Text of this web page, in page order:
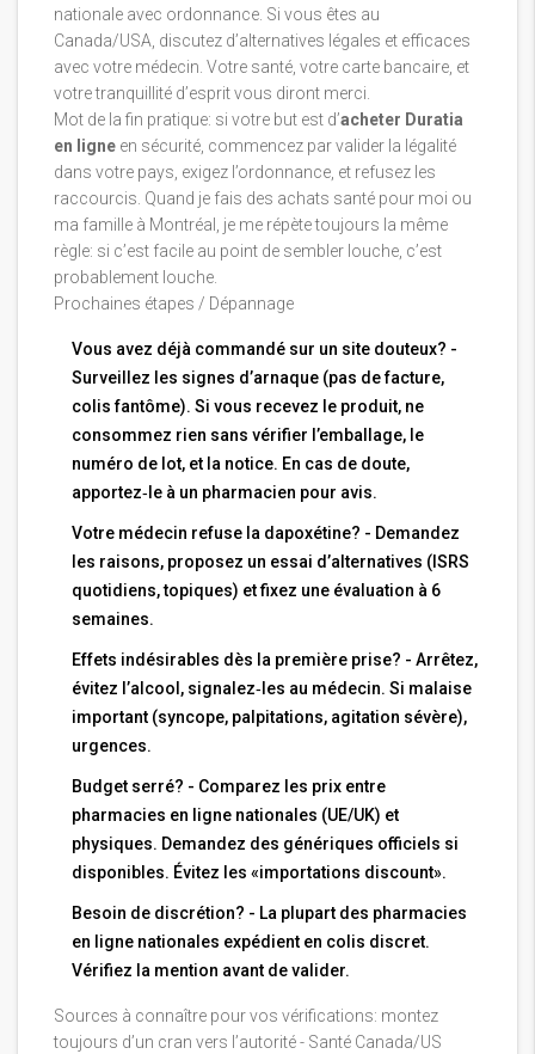
nationale avec ordonnance. Si vous êtes au
Canada/USA, discutez d’alternatives légales et efficaces
avec votre médecin. Votre santé, votre carte bancaire, et
votre tranquillité d’esprit vous diront merci.
Mot de la fin pratique: si votre but est d’acheter Duratia
en ligne en sécurité, commencez par valider la légalité
dans votre pays, exigez l’ordonnance, et refusez les
raccourcis. Quand je fais des achats santé pour moi ou
ma famille à Montréal, je me répète toujours la même
règle: si c’est facile au point de sembler louche, c’est
probablement louche.
Prochaines étapes / Dépannage
Vous avez déjà commandé sur un site douteux? -
Surveillez les signes d’arnaque (pas de facture,
colis fantôme). Si vous recevez le produit, ne
consommez rien sans vérifier l’emballage, le
numéro de lot, et la notice. En cas de doute,
apportez‑le à un pharmacien pour avis.
Votre médecin refuse la dapoxétine? - Demandez
les raisons, proposez un essai d’alternatives (ISRS
quotidiens, topiques) et fixez une évaluation à 6
semaines.
Effets indésirables dès la première prise? - Arrêtez,
évitez l’alcool, signalez‑les au médecin. Si malaise
important (syncope, palpitations, agitation sévère),
urgences.
Budget serré? - Comparez les prix entre
pharmacies en ligne nationales (UE/UK) et
physiques. Demandez des génériques officiels si
disponibles. Évitez les «importations discount».
Besoin de discrétion? - La plupart des pharmacies
en ligne nationales expédient en colis discret.
Vérifiez la mention avant de valider.
Sources à connaître pour vos vérifications: montez
toujours d’un cran vers l’autorité - Santé Canada/US